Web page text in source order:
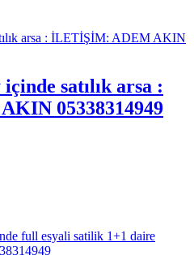
satılık arsa :
05338314949